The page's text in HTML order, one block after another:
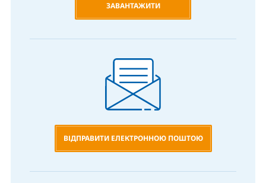
ЗАВАНТАЖИТИ
ВІДПРАВИТИ ЕЛЕКТРОННОЮ ПОШТОЮ